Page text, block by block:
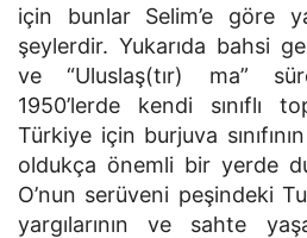
için bunlar Selim’e göre
şeylerdir. Yukarıda bahsi
ve “Uluslaş(tır) ma”
1950’lerde kendi sınıflı
Türkiye için burjuva
oldukça önemli bir yerde
O’nun serüveni peşindeki
yargılarının ve sahte